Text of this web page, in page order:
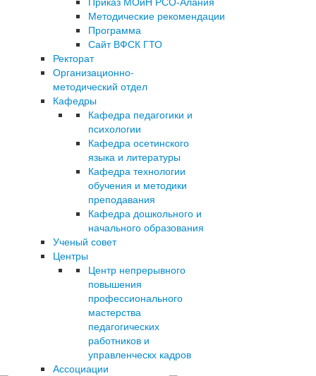
Методические рекомендации
Программа
Сайт ВФСК ГТО
Ректорат
Организационно-
методический отдел
Кафедры
Кафедра педагогики и
психологии
Кафедра осетинского
языка и литературы
Кафедра технологии
обучения и методики
преподавания
Кафедра дошкольного и
начального образования
Ученый совет
Центры
Центр непрерывного
повышения
профессионального
мастерства
педагогических
работников и
управленческх кадров
Ассоциации